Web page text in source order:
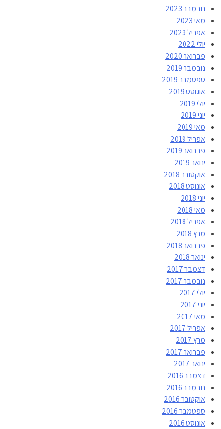
נובמבר 2023
מאי 2023
אפריל 2023
יולי 2022
פברואר 2020
נובמבר 2019
ספטמבר 2019
אוגוסט 2019
יולי 2019
יוני 2019
מאי 2019
אפריל 2019
פברואר 2019
ינואר 2019
אוקטובר 2018
אוגוסט 2018
יוני 2018
מאי 2018
אפריל 2018
מרץ 2018
פברואר 2018
ינואר 2018
דצמבר 2017
נובמבר 2017
יולי 2017
יוני 2017
מאי 2017
אפריל 2017
מרץ 2017
פברואר 2017
ינואר 2017
דצמבר 2016
נובמבר 2016
אוקטובר 2016
ספטמבר 2016
אוגוסט 2016